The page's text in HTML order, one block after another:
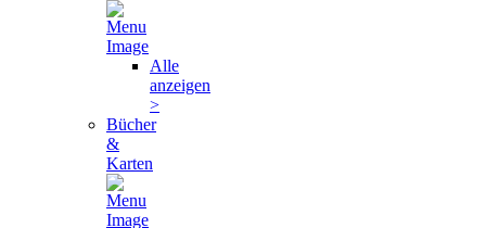
Alle
anzeigen
>
Bücher
&
Karten